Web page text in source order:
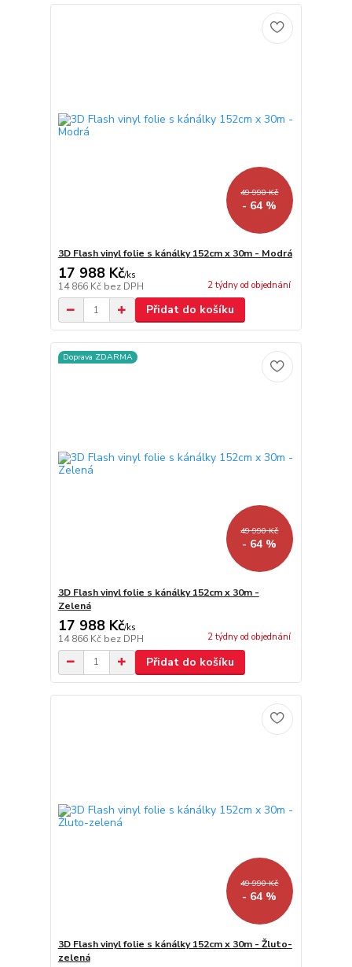
49 990 Kč
- 64 %
3D Flash vinyl folie s kánálky 152cm x 30m - Modrá
17 988 Kč/ks
14 866 Kč bez DPH 2 týdny od objednání
Přidat do košíku
Doprava ZDARMA
49 990 Kč
- 64 %
3D Flash vinyl folie s kánálky 152cm x 30m -
Zelená
17 988 Kč/ks
14 866 Kč bez DPH 2 týdny od objednání
Přidat do košíku
49 990 Kč
- 64 %
3D Flash vinyl folie s kánálky 152cm x 30m - Žluto-
zelená